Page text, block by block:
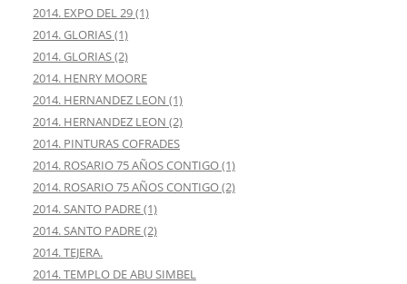
2014. EXPO DEL 29 (1)
2014. GLORIAS (1)
2014. GLORIAS (2)
2014. HENRY MOORE
2014. HERNANDEZ LEON (1)
2014. HERNANDEZ LEON (2)
2014. PINTURAS COFRADES
2014. ROSARIO 75 AÑOS CONTIGO (1)
2014. ROSARIO 75 AÑOS CONTIGO (2)
2014. SANTO PADRE (1)
2014. SANTO PADRE (2)
2014. TEJERA.
2014. TEMPLO DE ABU SIMBEL